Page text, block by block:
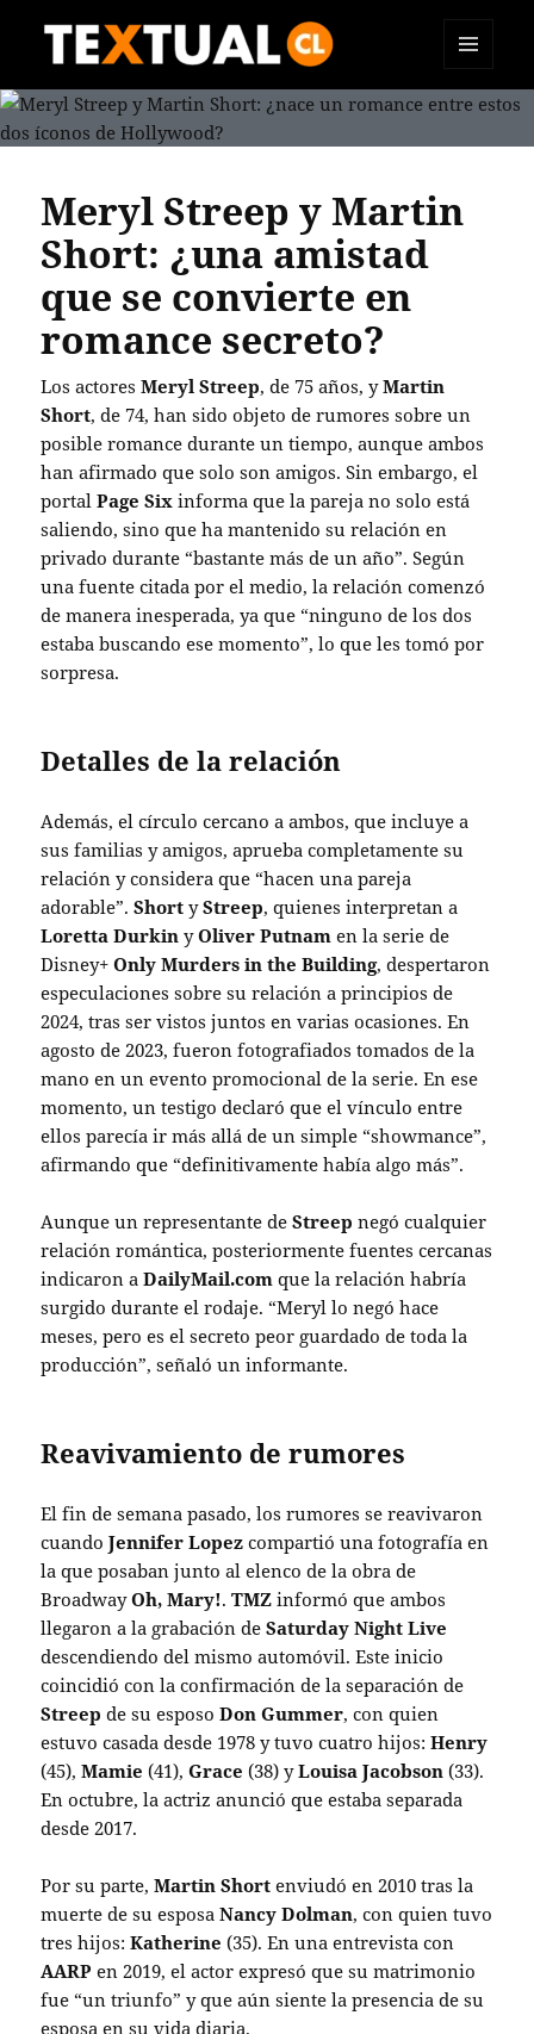
TEXTUAL
Y
Meryl Streep y Martin
Short: ¿una amistad
que se convierte en
romance secreto?
Los actoresMeryl Streep, de 75 años, yMartin
Short, de 74, han sido objeto de rumores sobre un
posible romance durante un tiempo, aunque ambos
han afirmado que solo son amigos. Sin embargo, el
portalPage Six informa que la pareja no solo está
saliendo, sino que ha mantenido su relación en
privado durante “bastante más de un año”. Según
una fuente citada por el medio, la relación comenzó
de manera inesperada, ya que “ninguno de los dos
estaba buscando ese momento”, lo que les tomó por
sorpresa.
Detalles de la relación
Además, el círculo cercano a ambos, que incluye a
sus familias y amigos, aprueba completamente su
relación y considera que “hacen una pareja
adorable”.Short yStreep, quienes interpretan a
Loretta Durkin yOliver Putnam en la serie de
Disney+Only Murders in the Building, despertaron
especulaciones sobre su relación a principios de
2024, tras ser vistos juntos en varias ocasiones. En
agosto de 2023, fueron fotografiados tomados de la
mano en un evento promocional de la serie. En ese
momento, un testigo declaró que el vínculo entre
ellos parecía ir más allá de un simple “showmance”,
afirmando que “definitivamente había algo más”.
Aunque un representante deStreep negó cualquier
relación romántica, posteriormente fuentes cercanas
indicaron aDailyMail.com que la relación habría
surgido durante el rodaje. “Meryl lo negó hace
meses, pero es el secreto peor guardado de toda la
producción”, señaló un informante.
Reavivamiento de rumores
El fin de semana pasado, los rumores se reavivaron
cuandoJennifer Lopez compartió una fotografía en
la que posaban junto al elenco de la obra de
BroadwayOh, Mary!.TMZ informó que ambos
llegaron a la grabación deSaturday Night Live
descendiendo del mismo automóvil. Este inicio
coincidió con la confirmación de la separación de
Streep de su esposoDon Gummer, con quien
estuvo casada desde 1978 y tuvo cuatro hijos:Henry
(45),Mamie (41),Grace (38) yLouisa Jacobson (33).
En octubre, la actriz anunció que estaba separada
desde 2017.
Por su parte,Martin Short enviudó en 2010 tras la
muerte de su esposaNancy Dolman, con quien tuvo
tres hijos:Katherine (35). En una entrevista con
AARP en 2019, el actor expresó que su matrimonio
fue “un triunfo” y que aún siente la presencia de su
esposa en su vida diaria.